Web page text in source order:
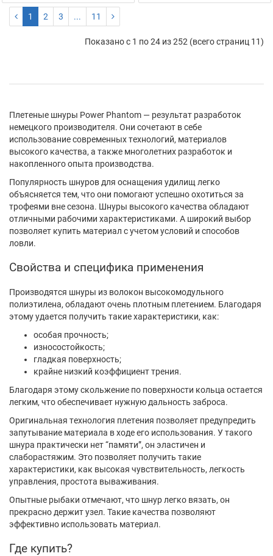
1 2 3 ... 11
Показано с 1 по 24 из 252 (всего страниц 11)
Плетеные шнуры Power Phantom — результат разработок
немецкого производителя. Они сочетают в себе
использование современных технологий, материалов
высокого качества, а также многолетних разработок и
накопленного опыта производства.
Популярность шнуров для оснащения удилищ легко
объясняется тем, что они помогают успешно охотиться за
трофеями вне сезона. Шнуры высокого качества обладают
отличными рабочими характеристиками. А широкий выбор
позволяет купить материал с учетом условий и способов
ловли.
Свойства и специфика применения
Производятся шнуры из волокон высокомодульного
полиэтилена, обладают очень плотным плетением. Благодаря
этому удается получить такие характеристики, как:
особая прочность;
износостойкость;
гладкая поверхность;
крайне низкий коэффициент трения.
Благодаря этому скольжение по поверхности кольца остается
легким, что обеспечивает нужную дальность заброса.
Оригинальная технология плетения позволяет предупредить
запутывание материала в ходе его использования. У такого
шнура практически нет “памяти”, он эластичен и
слаборастяжим. Это позволяет получить такие
характеристики, как высокая чувствительность, легкость
управления, простота вываживания.
Опытные рыбаки отмечают, что шнур легко вязать, он
прекрасно держит узел. Такие качества позволяют
эффективно использовать материал.
Где купить?